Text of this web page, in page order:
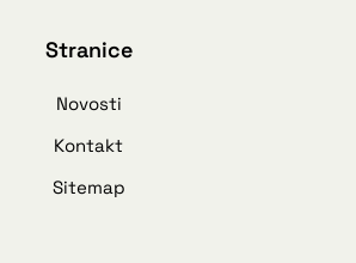
Stranice
Novosti
Kontakt
Sitemap